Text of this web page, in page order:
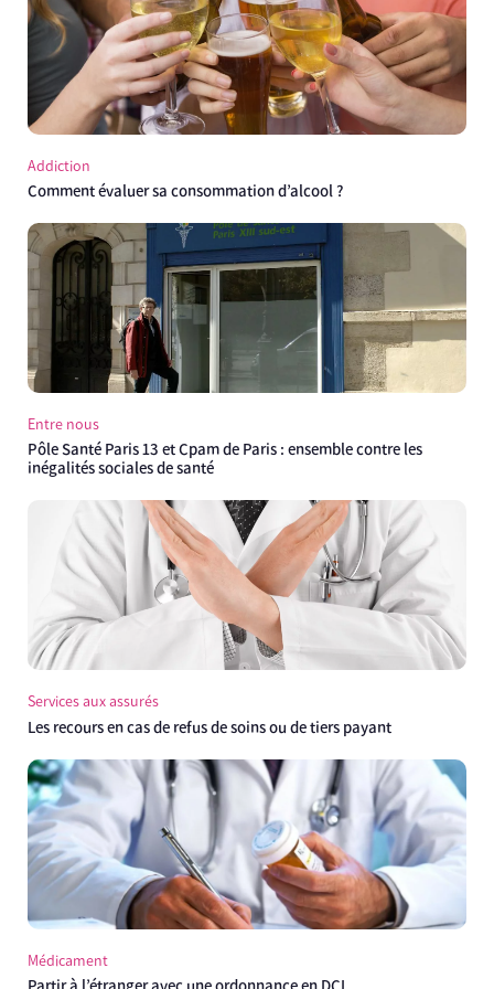
Addiction
Comment évaluer sa consommation d’alcool ?
Entre nous
Pôle Santé Paris 13 et Cpam de Paris : ensemble contre les
inégalités sociales de santé
Services aux assurés
Les recours en cas de refus de soins ou de tiers payant
Médicament